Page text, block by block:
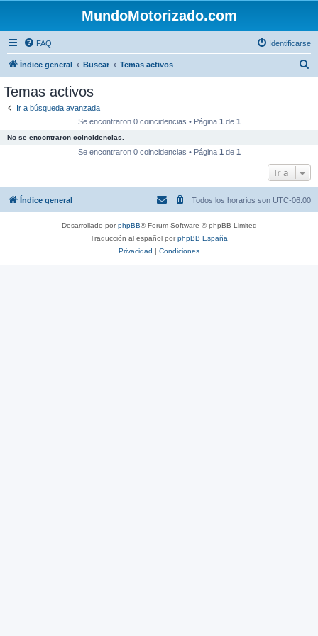
MundoMotorizado.com
FAQ Identificarse
Índice general Buscar Temas activos
Temas activos
Ir a búsqueda avanzada
Se encontraron 0 coincidencias • Página 1 de 1
No se encontraron coincidencias.
Se encontraron 0 coincidencias • Página 1 de 1
Ir a
Índice general Todos los horarios son UTC-06:00
Desarrollado porphpBB® Forum Software © phpBB Limited
Traducción al español porphpBB España
Privacidad | Condiciones